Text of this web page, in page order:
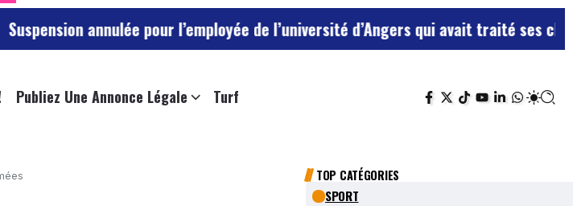
annulée pour l’employée de l’université d’Angers qui avait traité ses chefs de
Publiez Une Annonce Légale Turf
TOP CATÉGORIES
SPORT